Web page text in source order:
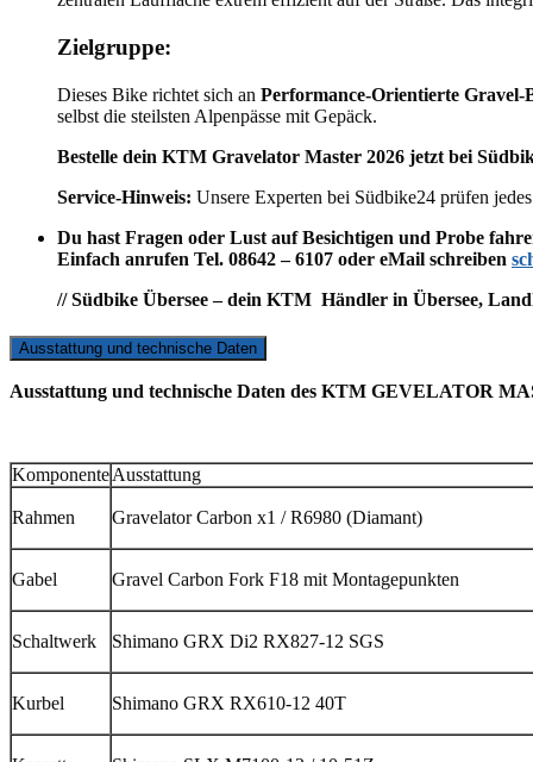
Zielgruppe:
Dieses Bike richtet sich an Performance-Orientierte Gravel-
selbst die steilsten Alpenpässe mit Gepäck.
Bestelle dein KTM Gravelator Master 2026 jetzt bei
Service-Hinweis: Unsere Experten bei Südbike24 prüfen
Du hast Fragen oder Lust auf Besichtigen und Probe
Einfach anrufen Tel. 08642 – 6107 oder eMail schreiben
// Südbike Übersee – dein KTM Händler in Übersee,
Ausstattung und technische Daten
Ausstattung und technische Daten des KTM GEVELATOR
KomponenteAusstattung
Rahmen Gravelator Carbon x1 / R6980 (Diamant)
Gabel Gravel Carbon Fork F18 mit Montagepunkten
Schaltwerk Shimano GRX Di2 RX827-12 SGS
Kurbel Shimano GRX RX610-12 40T